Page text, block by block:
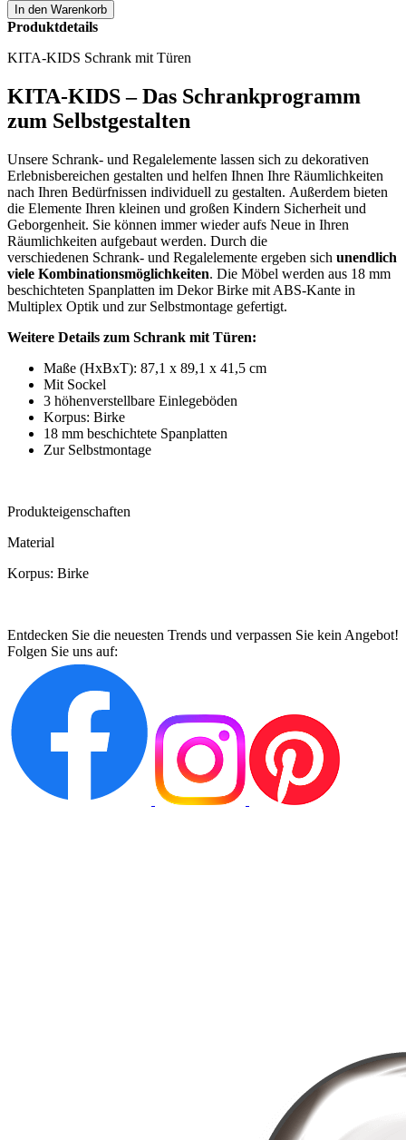
Produktdetails
KITA-KIDS Schrank mit Türen
KITA-KIDS – Das Schrankprogramm
zum Selbstgestalten
Unsere Schrank- und Regalelemente lassen sich zu dekorativen
Erlebnisbereichen gestalten und helfen Ihnen Ihre Räumlichkeiten
nach Ihren Bedürfnissen individuell zu gestalten. Außerdem bieten
die Elemente Ihren kleinen und großen Kindern Sicherheit und
Geborgenheit. Sie können immer wieder aufs Neue in Ihren
Räumlichkeiten aufgebaut werden. Durch die
verschiedenen Schrank- und Regalelemente ergeben sich unendlich
viele Kombinationsmöglichkeiten. Die Möbel werden aus 18 mm
beschichteten Spanplatten im Dekor Birke mit ABS-Kante in
Multiplex Optik und zur Selbstmontage gefertigt.
Weitere Details zum Schrank mit Türen:
Maße (HxBxT): 87,1 x 89,1 x 41,5 cm
Mit Sockel
3 höhenverstellbare Einlegeböden
Korpus: Birke
18 mm beschichtete Spanplatten
Zur Selbstmontage
Produkteigenschaften
Material
Korpus: Birke
Entdecken Sie die neuesten Trends und verpassen Sie kein Angebot!
Folgen Sie uns auf: